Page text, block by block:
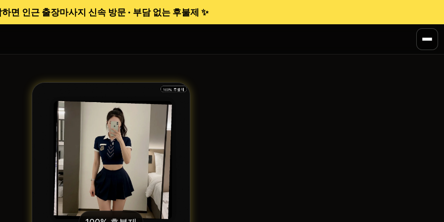
인근 출장마사지 신속 방문 · 부담 없는 후불제 ✨